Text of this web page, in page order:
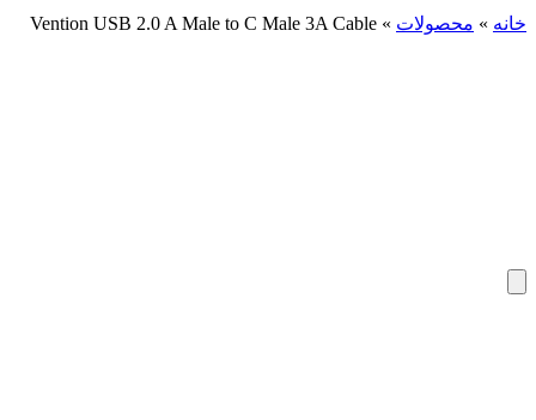
خانه » محصولات »
Vention USB 2.0 A Male to C Male 3A Cable